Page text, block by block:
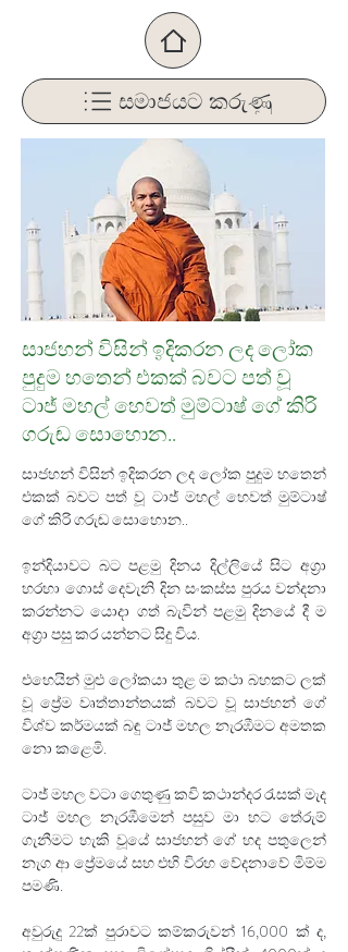
සමාජයට කරුණු
සාජහන් විසින් ඉදිකරන ලද ලෝක
පුදුම හතෙන් එකක් බවට පත් වූ
ටාජ් මහල් හෙවත් මුම්ටාෂ් ගේ කිරි
ගරුඬ සොහොන..
සාජහන් විසින් ඉදිකරන ලද ලෝක පුදුම හතෙන්
එකක් බවට පත් වූ ටාජ් මහල් හෙවත් මුම්ටාෂ්
ගේ කිරි ගරුඬ සොහොන..
ඉන්දියාවට බට පළමු දිනය දිල්ලියේ සිට අග්‍රා
හරහා ගොස් දෙවැනි දින සංකස්ස පුරය වන්දනා
කරන්නට යොදා ගත් බැවින් පළමු දිනයේ දී ම
අග්‍රා පසු කර යන්නට සිදු විය.
එහෙයින් මුළු ලෝකයා තුළ ම කථා බහකට ලක්
වූ ප්‍රේම වෘත්තාන්තයක් බවට වූ සාජහන් ගේ
විශ්ව කර්මයක් බඳු ටාජ් මහල නැරඹීමට අමතක
නො කළෙමි.
ටාජ් මහල වටා ගෙතුණු කවි කථාන්දර රැසක් මැද
ටාජ් මහල නැරඹීමෙන් පසුව මා හට තේරුම්
ගැනීමට හැකි වූයේ සාජහන් ගේ හද පතුලෙන්
නැග ආ ප්‍රේමයේ සහ එහි විරහ වේදනාවේ මිම්ම
පමණි.
අවුරුදු 22ක් පුරාවට කම්කරුවන් 16,000 ක් ද,